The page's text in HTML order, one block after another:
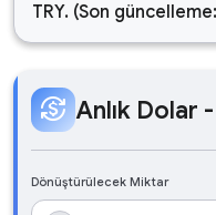
TRY. (Son
currency_exchange Anlık Dolar
Dönüştürülecek Miktar